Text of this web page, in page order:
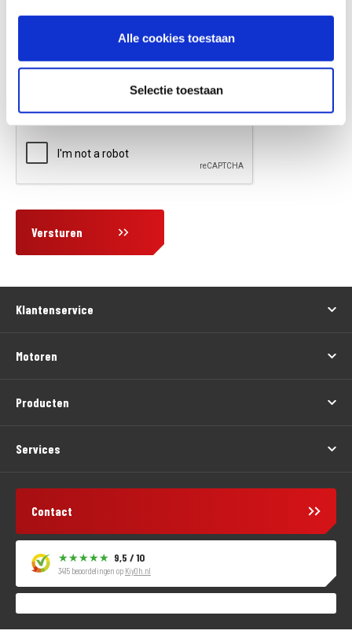
Alle cookies toestaan
Selectie toestaan
Vraag en/of opmerking
Versturen
Klantenservice
Motoren
Producten
Services
Contact
9,5 / 10
3415 beoordelingen op KiyOh.nl